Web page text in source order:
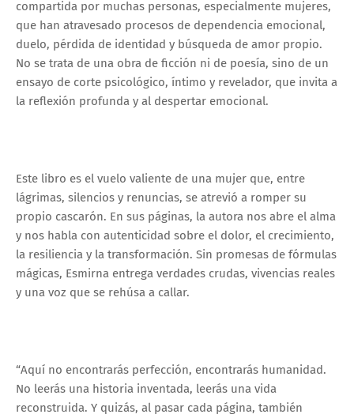
compartida por muchas personas, especialmente mujeres,
que han atravesado procesos de dependencia emocional,
duelo, pérdida de identidad y búsqueda de amor propio.
No se trata de una obra de ficción ni de poesía, sino de un
ensayo de corte psicológico, íntimo y revelador, que invita a
la reflexión profunda y al despertar emocional.
Este libro es el vuelo valiente de una mujer que, entre
lágrimas, silencios y renuncias, se atrevió a romper su
propio cascarón. En sus páginas, la autora nos abre el alma
y nos habla con autenticidad sobre el dolor, el crecimiento,
la resiliencia y la transformación. Sin promesas de fórmulas
mágicas, Esmirna entrega verdades crudas, vivencias reales
y una voz que se rehúsa a callar.
“Aquí no encontrarás perfección, encontrarás humanidad.
No leerás una historia inventada, leerás una vida
reconstruida. Y quizás, al pasar cada página, también